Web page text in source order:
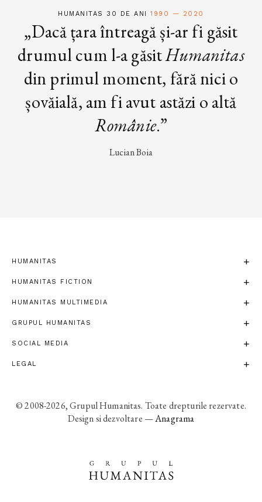
HUMANITAS 30 DE ANI1990 — 2020
„Dacă țara întreagă și-ar fi găsit
drumul cum l-a găsitHumanitas
din primul moment, fără nici o
șovăială, am fi avut astăzi o altă
Românie.”
Lucian Boia
HUMANITAS
HUMANITAS FICTION
HUMANITAS MULTIMEDIA
GRUPUL HUMANITAS
SOCIAL MEDIA
LEGAL
© 2008-2026, Grupul Humanitas. Toate drepturile rezervate.
Design si dezvoltare —Anagrama